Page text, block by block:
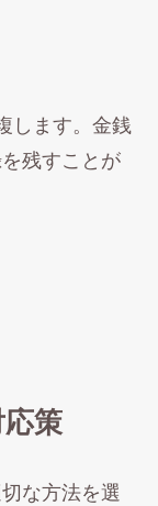
します。金銭
残すことが
策
な方法を選